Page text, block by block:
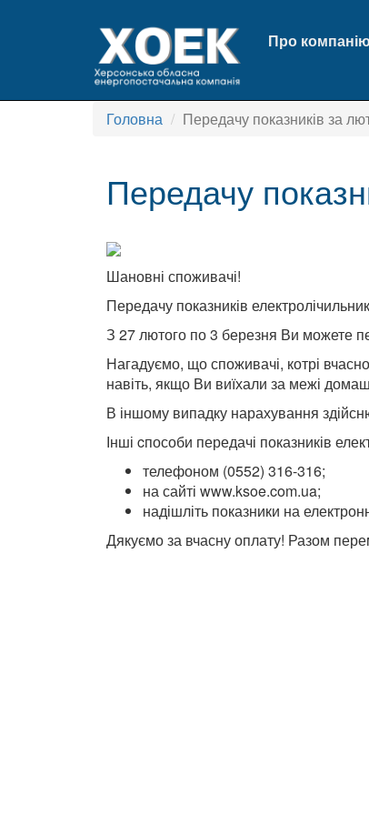
Про компанію
Головна Передачу показників за
Передачу
Шановні споживачі!
Передачу показників
З 27 лютого по 3 березня Ви можете
Нагадуємо, що споживачі, котрі
навіть, якщо Ви виїхали за межі
В іншому випадку нарахування
Інші cпособи передачі показників
телефоном (0552) 316-316;
на сайті www.ksoe.com.ua;
надішліть показники на
Дякуємо за вчасну оплату! Разом